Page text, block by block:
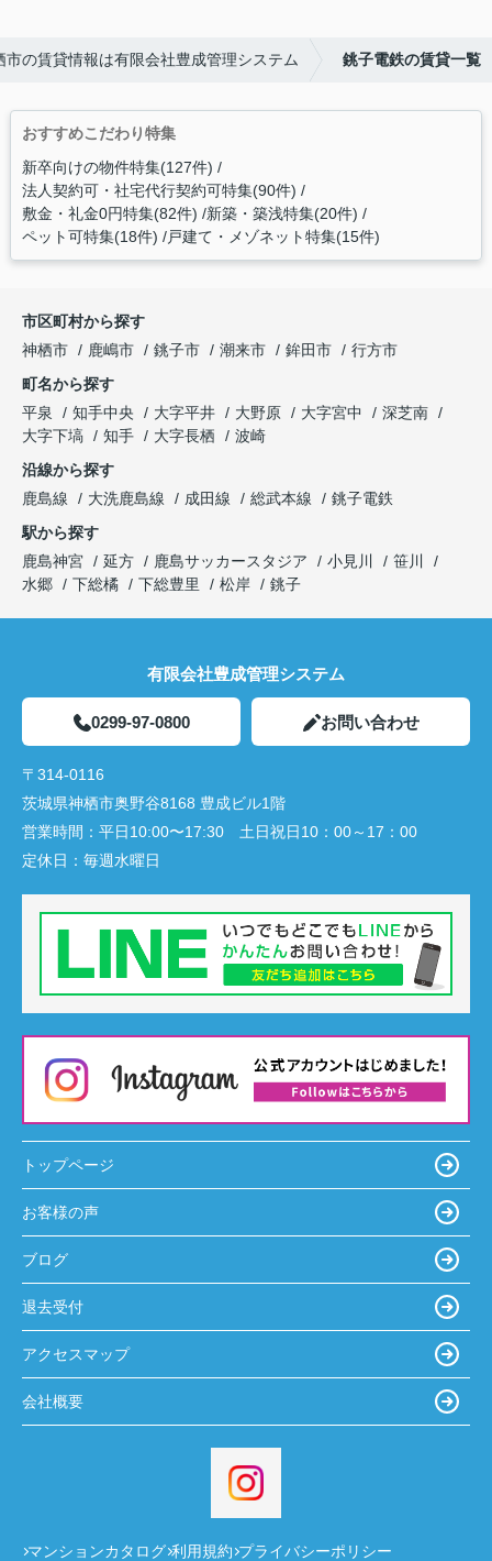
市の賃貸情報は有限会社豊成管理システム 銚子電鉄の賃貸一覧
おすすめこだわり特集
新卒向けの物件特集(127件)
法人契約可・社宅代行契約可特集(90件)
敷金・礼金0円特集(82件) 新築・築浅特集(20件)
ペット可特集(18件) 戸建て・メゾネット特集(15件)
市区町村から探す
神栖市
鹿嶋市 銚子市 潮来市 鉾田市
行方市
町名から探す
平泉
知手中央 大字平井 大野原 大字宮中
深芝南
大字下塙
知手 大字長栖
波崎
沿線から探す
鹿島線
大洗鹿島線 成田線 総武本線
銚子電鉄
駅から探す
鹿島神宮
延方 鹿島サッカースタジア 小見川
笹川
水郷
下総橘 下総豊里 松岸 銚子
有限会社豊成管理システム
0299-97-0800 お問い合わせ
〒314-0116
茨城県神栖市奥野谷8168 豊成ビル1階
営業時間： 平日10:00〜17:30 土日祝日10：00～17：00
定休日： 毎週水曜日
トップページ
お客様の声
ブログ
退去受付
アクセスマップ
会社概要
マンションカタログ 利用規約 プライバシーポリシー